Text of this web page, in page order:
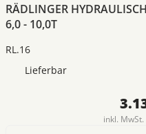
RÄDLINGER
6,0 - 10,0T
RL.16
Lieferbar
inkl.